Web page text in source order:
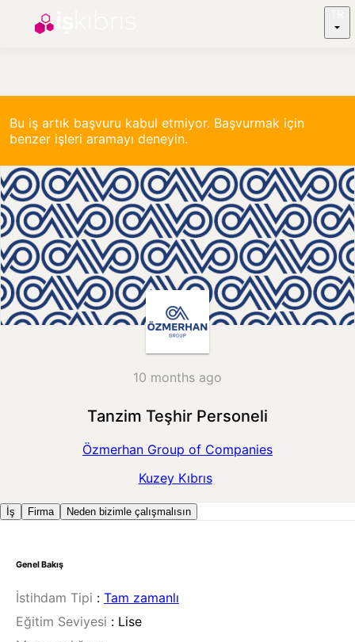
Bu iş artık başvuru kabul etmiyor. Başvurmak için
benzer işleri aramayı deneyin.
10 months ago
Tanzim Teşhir Personeli
Özmerhan Group of Companies
Kuzey Kıbrıs
İş Firma Neden bizimle çalışmalısın
Genel Bakış
İstihdam Tipi : Tam zamanlı
Eğitim Seviyesi : Lise